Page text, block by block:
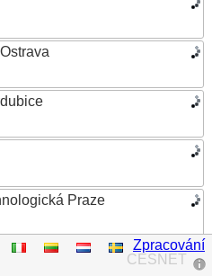
Praze
CESNET
Zpracování